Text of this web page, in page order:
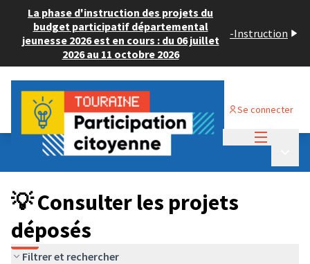
La phase d'instruction des projets du
budget participatif départemental
jeunesse 2026 est en cours : du 06 juillet
2026 au 11 octobre 2026
-Instruction
Se connecter
Budget Participatif JEUNESSE 2024
💡 Consulter les projets déposés
💡 Consulter les projets
déposés
Filtrer et rechercher